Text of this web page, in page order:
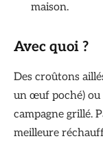
maison.
Avec quoi ?
Des croûtons
un œuf poché) ou
campagne grillé.
meilleure